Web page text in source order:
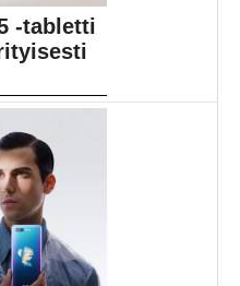
-tabletti